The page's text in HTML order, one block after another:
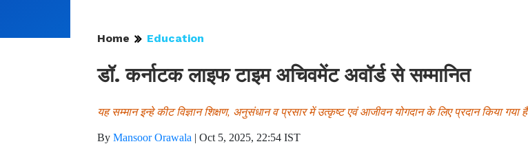
Home Education
डॉ. कर्नाटक लाइफ टाइम अचिवमेंट अवॉर्ड से सम्मानित
यह सम्मान इन्हे कीट विज्ञान शिक्षण, अनुसंधान व प्रसार में उत्कृष्ट एवं आजीवन योगदान के लिए प्रदान किया गया है
By Mansoor Orawala | Oct 5, 2025, 22:54 IST